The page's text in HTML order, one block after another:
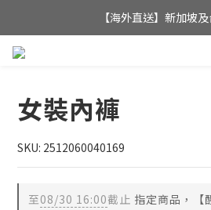
全店滿$350，即可享港澳
【海外直送】新加坡
女裝內褲
SKU: 2512060040169
至08/30 16:00截止 指定商品，【